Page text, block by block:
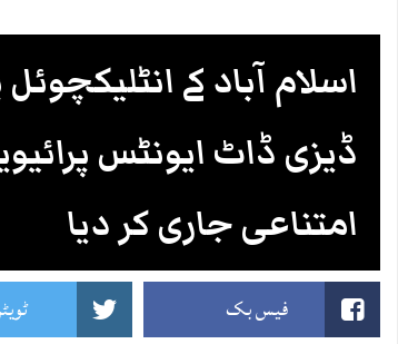
اسلام آباد کے انٹلیکچوئل
ڈیزی ڈاٹ ایونٹس
امتناعی جاری کر دیا
فیس بک